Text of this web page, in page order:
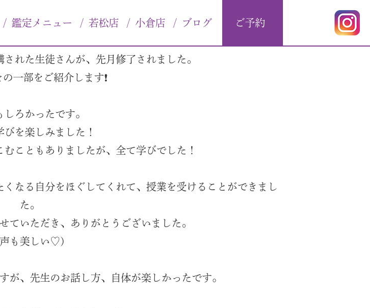
ご予約
ブログ
小倉店 /
若松店 /
鑑定メニュー /
/
れた生徒さんが、先月修了されました。
一部をご紹介します❗️
ろかったです。
びを楽しみました！
こともありましたが、全て学びでした！
なる自分をほぐしてくれて、授業を受けることができまし
た。
ていただき、ありがとうございました。
も美しい♡)
、先生のお話し方、自体が楽しかったです。